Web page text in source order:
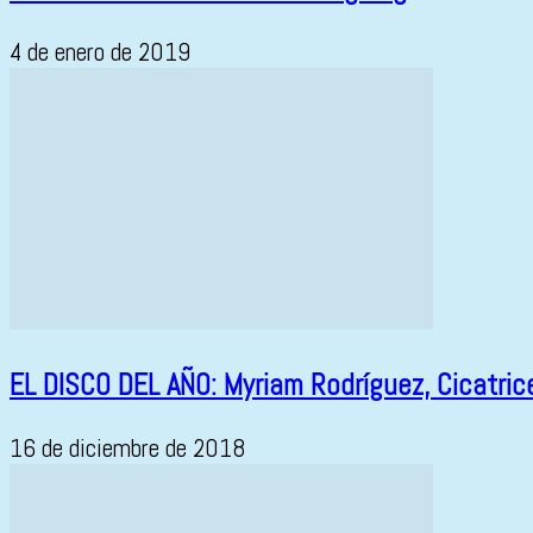
4 de enero de 2019
EL DISCO DEL AÑO: Myriam Rodríguez,
16 de diciembre de 2018